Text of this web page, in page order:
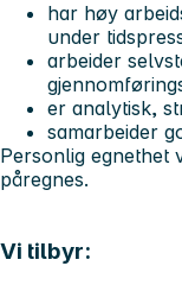
har høy
under
arbeider
er analytisk,
samarbeider
Personlig egnethet
påregnes.
Vi tilbyr: